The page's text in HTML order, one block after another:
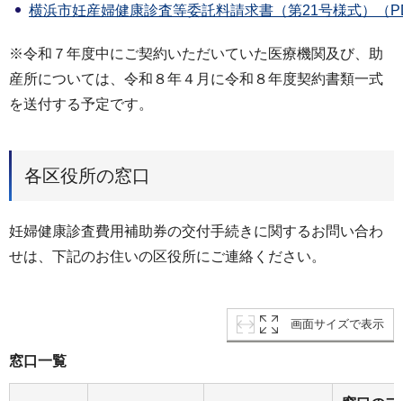
横浜市妊産婦健康診査等委託料請求書（第21号様式）（
※令和７年度中にご契約いただいていた医療機関及び、助
産所については、令和８年４月に令和８年度契約書類一式
を送付する予定です。
各区役所の窓口
妊婦健康診査費用補助券の交付手続きに関するお問い合わ
せは、下記のお住いの区役所にご連絡ください。
画面サイズで表示
窓口一覧